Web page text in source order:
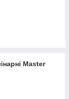
як на
Master